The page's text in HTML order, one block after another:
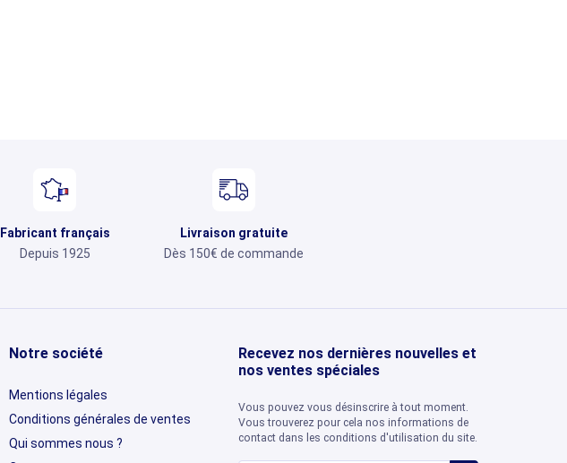
Fabricant français
Depuis 1925
Livraison gratuite
Dès 150€ de commande
Notre société
Mentions légales
Conditions générales de ventes
Qui sommes nous ?
Recevez nos dernières nouvelles et
nos ventes spéciales
Vous pouvez vous désinscrire à tout moment.
Vous trouverez pour cela nos informations de
contact dans les conditions d'utilisation du site.